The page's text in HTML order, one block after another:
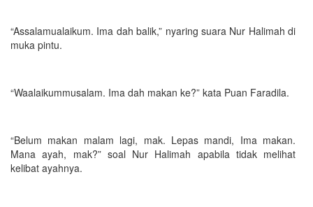
“Assalamualaikum. Ima dah balik,” nyaring suara Nur Halimah di
muka pintu.
“Waalaikummusalam. Ima dah makan ke?” kata Puan Faradila.
“Belum makan malam lagi, mak. Lepas mandi, Ima makan.
Mana ayah, mak?” soal Nur Halimah apabila tidak melihat
kelibat ayahnya.